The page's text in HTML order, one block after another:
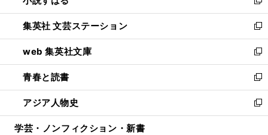
開
く
い
ウ
ィ
ン
ド
ウ
で
開
く
新
し
い
ウ
ィ
ン
ド
ウ
で
開
集英社 文芸ステーション
新
し
い
ウ
ィ
ン
ド
ウ
web 集英社文庫
新
し
い
ウ
ィ
ン
青春と読書
新
し
い
ウ
アジア人物史
新
し
学芸・ノンフィクション・新書